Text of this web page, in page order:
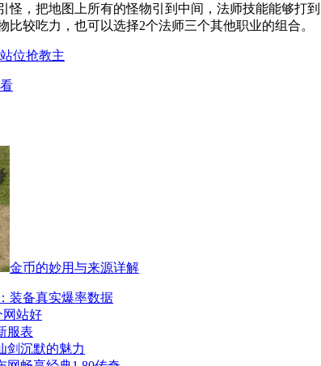
怪，把地图上所有的怪物引到中间，法师技能能够打到
比较吃力，也可以选择2个法师三个其他职业的组合。
位抢教主
金币的妙用与来源详解
装备真实爆率数据
网站好
服表
剑沉默的魅力